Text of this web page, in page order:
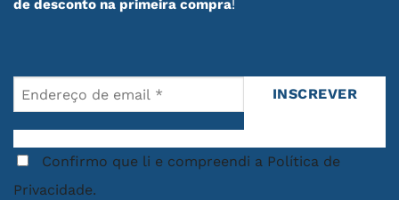
de desconto na primeira compra!
Privacidade.